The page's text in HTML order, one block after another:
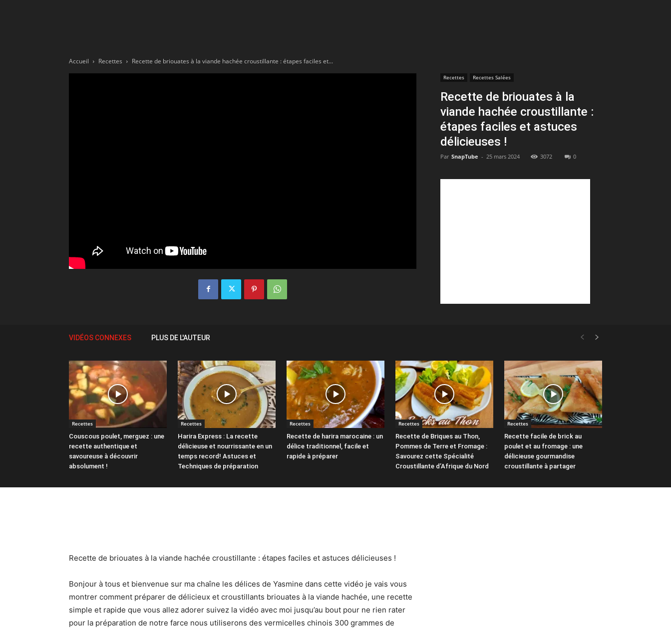
par
Accueil Recettes Recette de briouates à la viande hachée croustillante : étapes faciles et...
Recettes Recettes Salées
Recette de briouates à la
viande hachée croustillante :
étapes faciles et astuces
délicieuses !
Par SnapTube - 25 mars 2024 3072 0
VIDÉOS CONNEXES PLUS DE L'AUTEUR
Recettes
Couscous poulet, merguez : une
recette authentique et
savoureuse à découvrir
absolument !
Recettes
Harira Express : La recette
délicieuse et nourrissante en un
temps record! Astuces et
Techniques de préparation
Recettes
Recette de harira marocaine : un
délice traditionnel, facile et
rapide à préparer
Recettes
Recette de Briques au Thon,
Pommes de Terre et Fromage :
Savourez cette Spécialité
Croustillante d’Afrique du Nord
Recettes
Recette facile de brick au
poulet et au fromage : une
délicieuse gourmandise
croustillante à partager
Recette de briouates à la viande hachée croustillante : étapes faciles et astuces délicieuses !
Bonjour à tous et bienvenue sur ma chaîne les délices de Yasmine dans cette vidéo je vais vous
montrer comment préparer de délicieux et croustillants briouates à la viande hachée, une recette
simple et rapide que vous allez adorer suivez la vidéo avec moi jusqu’au bout pour ne rien rater
pour la préparation de notre farce nous utiliserons des vermicelles chinois 300 grammes de